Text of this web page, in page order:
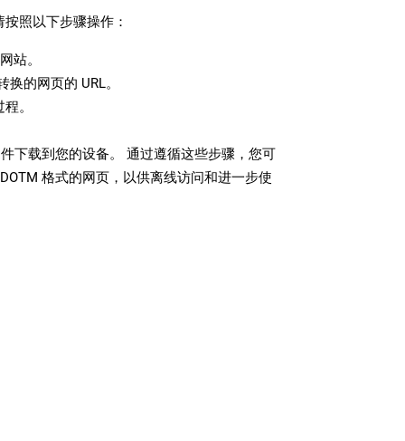
照以下步骤操作：
网站。
的网页的 URL。
。
下载到您的设备。 通过遵循这些步骤，您可
格式的网页，以供离线访问和进一步使